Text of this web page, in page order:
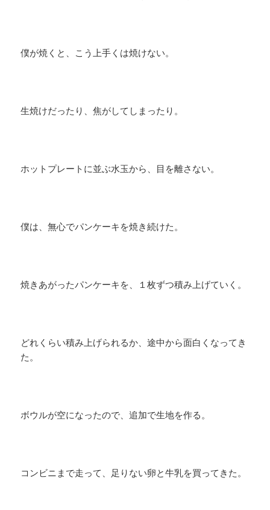
僕が焼くと、こう上手くは焼けない。
生焼けだったり、焦がしてしまったり。
ホットプレートに並ぶ水玉から、目を離さない。
僕は、無心でパンケーキを焼き続けた。
焼きあがったパンケーキを、１枚ずつ積み上げていく。
どれくらい積み上げられるか、途中から面白くなってき
た。
ボウルが空になったので、追加で生地を作る。
コンビニまで走って、足りない卵と牛乳を買ってきた。